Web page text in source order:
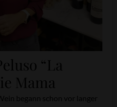
“La
Mama
begann schon vor langer